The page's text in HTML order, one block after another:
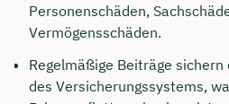
Personenschäden,
Vermögensschäden.
Regelmäßige Beiträge
des Versicherungssystems,